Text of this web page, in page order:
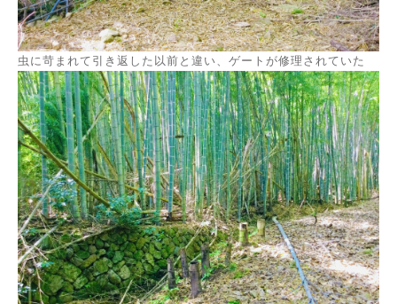
虫に苛まれて引き返した以前と違い、ゲートが修理されていた